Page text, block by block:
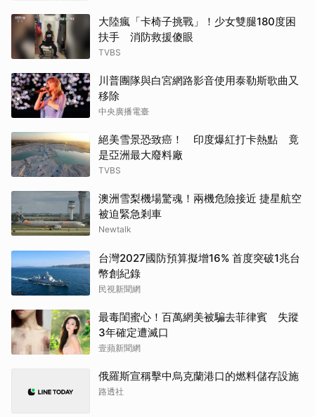
大陸瘋「卡椅子挑戰」！少女雙腿180度困
扶手 消防救援傻眼
TVBS
川普團隊與白宮網路影音使用泰勒斯歌曲又
移除
中央廣播電臺
絕美雪景恐致癌！ 印度爆紅打卡熱點 竟
是亞洲最大廢料廠
TVBS
澳洲雪梨機場驚魂！兩機危險接近 捷星航空
被迫緊急剎車
Newtalk
台灣2027國防預算擬增16% 首度突破1兆台
幣創紀錄
民視新聞網
最毒閨蜜心！百萬網美被騙去菲律賓 失蹤
3年確定遭滅口
壹蘋新聞網
俄羅斯宣稱擊中烏克蘭港口的燃料儲存設施
路透社